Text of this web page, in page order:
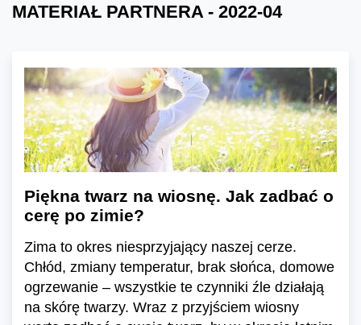
MATERIAŁ PARTNERA - 2022-04
Piękna twarz na wiosnę. Jak zadbać o
cerę po zimie?
Zima to okres niesprzyjający naszej cerze.
Chłód, zmiany temperatur, brak słońca, domowe
ogrzewanie – wszystkie te czynniki źle działają
na skórę twarzy. Wraz z przyjściem wiosny